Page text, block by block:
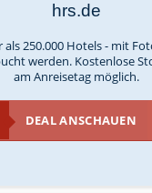
hrs.de
250.000 Hotels - mit
werden. Kostenlose
am Anreisetag möglich.
DEAL ANSCHAUEN